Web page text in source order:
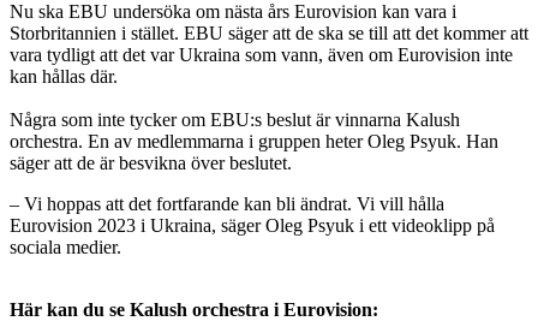
Nu ska EBU undersöka om nästa års Eurovision kan vara i
Storbritannien i stället. EBU säger att de ska se till att det kommer att
vara tydligt att det var Ukraina som vann, även om Eurovision inte
kan hållas där.
Några som inte tycker om EBU:s beslut är vinnarna Kalush
orchestra. En av medlemmarna i gruppen heter Oleg Psyuk. Han
säger att de är besvikna över beslutet.
– Vi hoppas att det fortfarande kan bli ändrat. Vi vill hålla
Eurovision 2023 i Ukraina, säger Oleg Psyuk i ett videoklipp på
sociala medier.
Här kan du se Kalush orchestra i Eurovision: